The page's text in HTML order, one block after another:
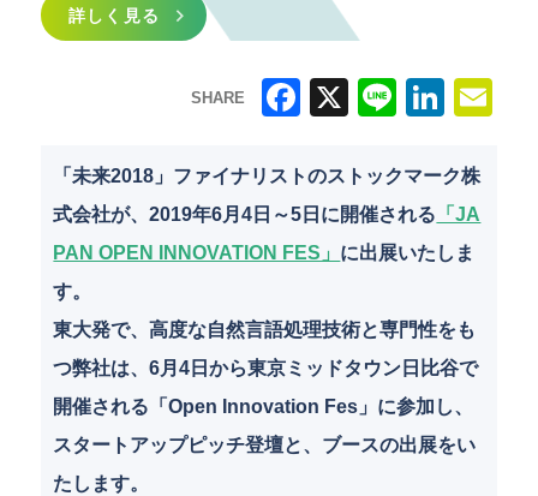
詳しく見る
SHARE
a
c
e
o
o
k
n
e
n
k
e
n
m
ai
「未来2018」ファイナリストのストックマーク株
式会社が、2019年6月4日～5日に開催される 「JA
PAN OPEN INNOVATION FES」 に出展いたしま
す。
東大発で、高度な自然言語処理技術と専門性をも
つ弊社は、6月4日から東京ミッドタウン日比谷で
開催される「Open Innovation Fes」に参加し、
スタートアップピッチ登壇と、ブースの出展をい
たします。